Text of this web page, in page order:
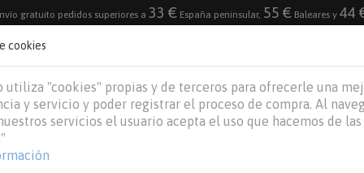
gratuito pedidos superiores a 33 € España peninsular, 55 € Baleares y 44
DESTACADO
VACACIONES DE VERANO 2026
REPTILES
cookies
utiliza "cookies" propias y de terceros para ofrecerle una
y servicio y poder registrar el proceso de compra. Al
servicios el usuario acepta el uso que hacemos de las